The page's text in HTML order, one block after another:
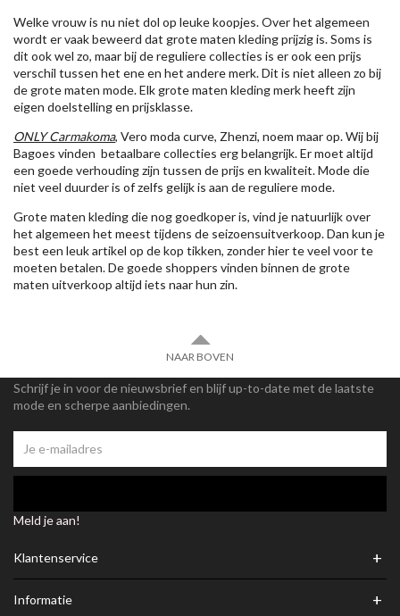
Welke vrouw is nu niet dol op leuke koopjes. Over het algemeen
wordt er vaak beweerd dat grote maten kleding prijzig is. Soms is
dit ook wel zo, maar bij de reguliere collecties is er ook een prijs
verschil tussen het ene en het andere merk. Dit is niet alleen zo bij
de grote maten mode. Elk grote maten kleding merk heeft zijn
eigen doelstelling en prijsklasse.
ONLY Carmakoma, Vero moda curve, Zhenzi, noem maar op. Wij bij
Bagoes vinden betaalbare collecties erg belangrijk. Er moet altijd
een goede verhouding zijn tussen de prijs en kwaliteit. Mode die
niet veel duurder is of zelfs gelijk is aan de reguliere mode.
Grote maten kleding die nog goedkoper is, vind je natuurlijk over
het algemeen het meest tijdens de seizoensuitverkoop. Dan kun je
best een leuk artikel op de kop tikken, zonder hier te veel voor te
moeten betalen. De goede shoppers vinden binnen de grote
maten uitverkoop altijd iets naar hun zin.
NAAR BOVEN
Schrijf je in voor de nieuwsbrief en blijf up-to-date met de laatste
mode en scherpe aanbiedingen.
Meld je aan!
Klantenservice +
Informatie +